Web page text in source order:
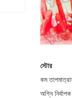
স্টোর
কম
অগ্নি